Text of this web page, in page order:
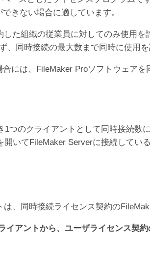
きない場合に適しています。
た組織の従業員に対してのみ使用を
同時接続の最大数まで同時に使用を
には、FileMaker Proソフトウェア
1つのクライアントとして同時接続数
いてFileMaker Serverに接続している
、同時接続ライセンス契約の
アントから、ユーザライセンス契